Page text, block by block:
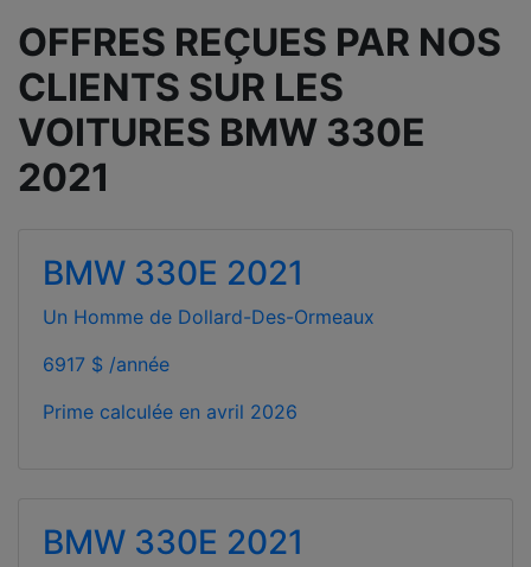
OFFRES REÇUES PAR NOS
CLIENTS SUR LES
VOITURES BMW 330E
2021
BMW 330E 2021
Un Homme de Dollard-Des-Ormeaux
6917 $ /année
Prime calculée en avril 2026
BMW 330E 2021